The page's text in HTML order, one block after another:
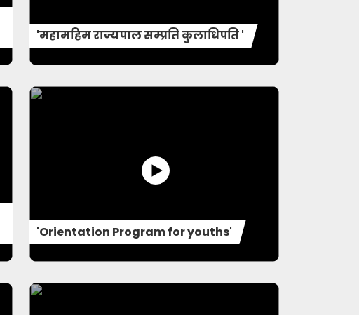
'महामहिम राज्यपाल सम्प्रति कुलाधिपति '
'Orientation Program for youths'